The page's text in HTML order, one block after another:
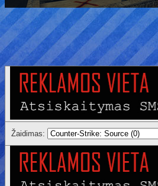
Žaidimas: